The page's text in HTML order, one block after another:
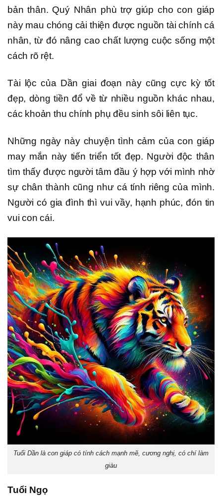
bản thân. Quý Nhân phù trợ giúp cho con giáp
này mau chóng cải thiện được nguồn tài chính cá
nhân, từ đó nâng cao chất lượng cuộc sống một
cách rõ rệt.
Tài lộc của Dần giai đoạn này cũng cực kỳ tốt
đẹp, dòng tiền đổ về từ nhiều nguồn khác nhau,
các khoản thu chính phụ đều sinh sôi liên tục.
Những ngày này chuyện tình cảm của con giáp
may mắn này tiến triển tốt đẹp. Người độc thân
tìm thấy được người tâm đầu ý hợp với mình nhờ
sự chân thành cũng như cá tính riêng của mình.
Người có gia đình thì vui vầy, hạnh phúc, đón tin
vui con cái.
Tuổi Dần là con giáp có tính cách mạnh mẽ, cương nghị, có chí làm
giàu
Tuổi Ngọ